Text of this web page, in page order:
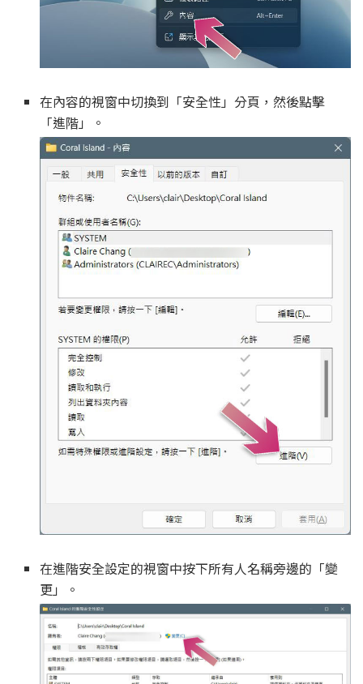
在內容的視窗中切換到「安全性」分頁，然後點擊
「進階」。
在進階安全設定的視窗中按下所有人名稱旁邊的「變
更」。